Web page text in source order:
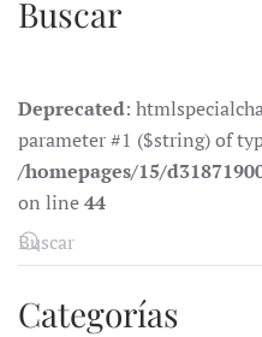
Buscar
Deprecated:
parameter #1 ($string) of
/homepages/15/
on line44
Categorías